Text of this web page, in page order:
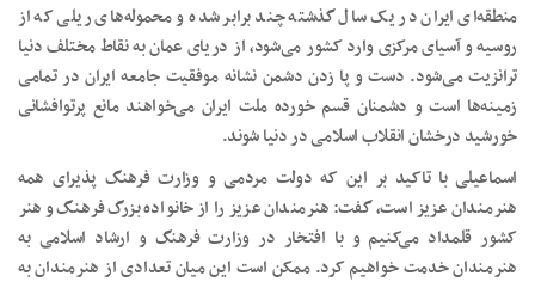
منطقه‌ای ایران در یک سال گذشته چند برابر شده و محموله‌های ریلی که از
روسیه و آسیای مرکزی وارد کشور می‌شود، از دریای عمان به نقاط مختلف دنیا
ترانزیت می‌شود. دست و پا زدن دشمن نشانه موفقیت جامعه ایران در تمامی
زمینه‌ها است و دشمنان قسم خورده ملت ایران می‌خواهند مانع پرتوافشانی
خورشید درخشان انقلاب اسلامی در دنیا شوند.
اسماعیلی با تاکید بر این که دولت مردمی و وزارت فرهنگ پذیرای همه
هنرمندان عزیز است، گفت: هنرمندان عزیز را از خانواده بزرگ فرهنگ و هنر
کشور قلمداد می‌کنیم و با افتخار در وزارت فرهنگ و ارشاد اسلامی به
هنرمندان خدمت خواهیم کرد. ممکن است این میان تعدادی از هنرمندان به